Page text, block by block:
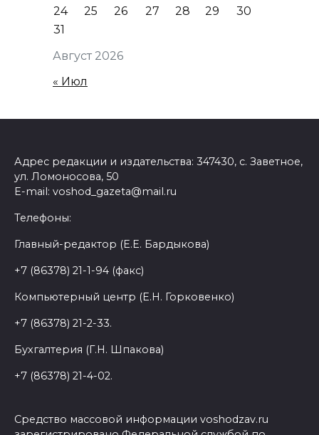
Август 2026
24
25 26 27 28 29
30
31
« Июл
Адрес редакции и издательства: 347430, с. Заветное,
ул. Ломоносова, 50
E-mail: voshod_gazeta@mail.ru
Телефоны:
Главный-редактор (Е.Е. Бардыкова)
+7 (86378) 21-1-94 (факс)
Компьютерный центр (Е.Н. Горковенко)
+7 (86378) 21-2-33.
Бухгалтерия (Г.Н. Шпакова)
+7 (86378) 21-4-02.
Средство массовой информации voshodzav.ru